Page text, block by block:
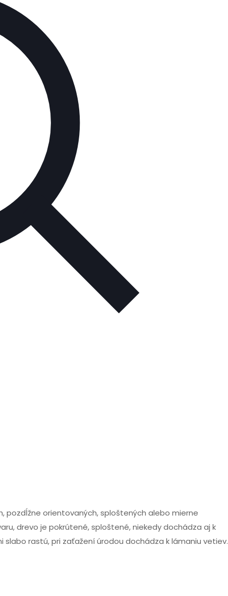
pozdĺžne orientovaných, sploštených alebo mierne
drevo je pokrútené, sploštené, niekedy dochádza aj k
rastú, pri zaťažení úrodou dochádza k lámaniu vetiev.